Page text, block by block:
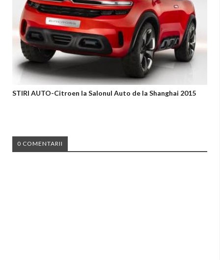
STIRI AUTO-Citroen la Salonul Auto de la Shanghai 2015
0 COMENTARII